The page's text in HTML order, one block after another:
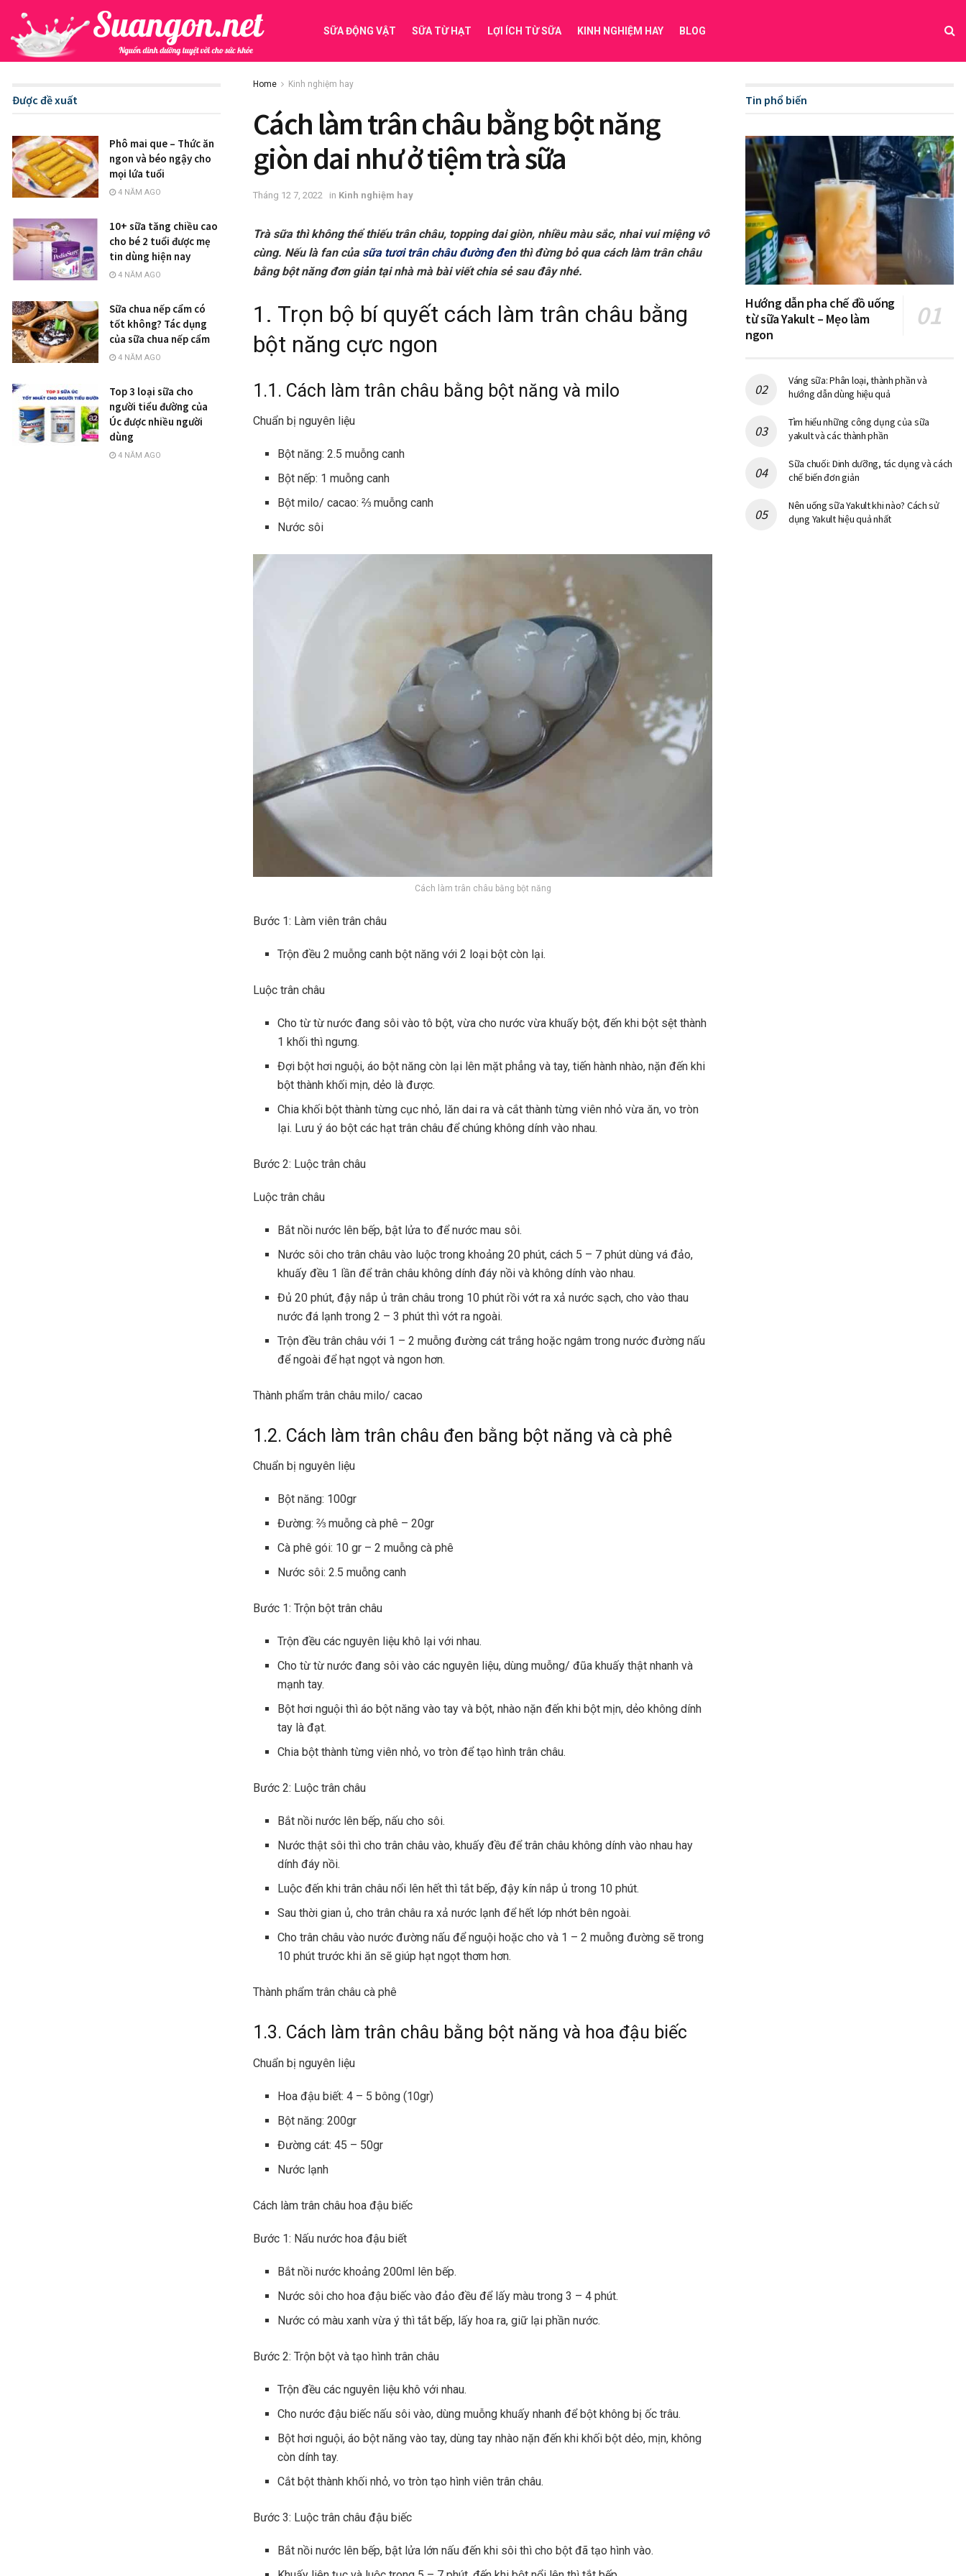
SỮA ĐỘNG VẬT SỮA TỪ HẠT LỢI ÍCH TỪ SỮA KINH NGHIỆM HAY BLOG
Home Kinh nghiệm hay
Cách làm trân châu bằng bột năng
giòn dai như ở tiệm trà sữa
Tháng 12 7, 2022 in Kinh nghiệm hay
Trà sữa thì không thể thiếu trân châu, topping dai giòn, nhiều màu sắc, nhai vui miệng vô
cùng. Nếu là fan của sữa tươi trân châu đường đenthì đừng bỏ qua cách làm trân châu
bằng bột năng đơn giản tại nhà mà bài viết chia sẻ sau đây nhé.
1. Trọn bộ bí quyết cách làm trân châu bằng
bột năng cực ngon
1.1. Cách làm trân châu bằng bột năng và milo
Chuẩn bị nguyên liệu
Bột năng: 2.5 muỗng canh
Bột nếp: 1 muỗng canh
Bột milo/ cacao: ⅔ muỗng canh
Nước sôi
Cách làm trân châu bằng bột năng
Bước 1: Làm viên trân châu
Trộn đều 2 muỗng canh bột năng với 2 loại bột còn lại.
Luộc trân châu
Cho từ từ nước đang sôi vào tô bột, vừa cho nước vừa khuấy bột, đến khi bột sệt thành
1 khối thì ngưng.
Đợi bột hơi nguội, áo bột năng còn lại lên mặt phẳng và tay, tiến hành nhào, nặn đến khi
bột thành khối mịn, dẻo là được.
Chia khối bột thành từng cục nhỏ, lăn dai ra và cắt thành từng viên nhỏ vừa ăn, vo tròn
lại. Lưu ý áo bột các hạt trân châu để chúng không dính vào nhau.
Bước 2: Luộc trân châu
Luộc trân châu
Bắt nồi nước lên bếp, bật lửa to để nước mau sôi.
Nước sôi cho trân châu vào luộc trong khoảng 20 phút, cách 5 – 7 phút dùng vá đảo,
khuấy đều 1 lần để trân châu không dính đáy nồi và không dính vào nhau.
Đủ 20 phút, đậy nắp ủ trân châu trong 10 phút rồi vớt ra xả nước sạch, cho vào thau
nước đá lạnh trong 2 – 3 phút thì vớt ra ngoài.
Trộn đều trân châu với 1 – 2 muỗng đường cát trắng hoặc ngâm trong nước đường nấu
để ngoài để hạt ngọt và ngon hơn.
Thành phẩm trân châu milo/ cacao
1.2. Cách làm trân châu đen bằng bột năng và cà phê
Chuẩn bị nguyên liệu
Bột năng: 100gr
Đường: ⅔ muỗng cà phê – 20gr
Cà phê gói: 10 gr – 2 muỗng cà phê
Nước sôi: 2.5 muỗng canh
Bước 1: Trộn bột trân châu
Trộn đều các nguyên liệu khô lại với nhau.
Cho từ từ nước đang sôi vào các nguyên liệu, dùng muỗng/ đũa khuấy thật nhanh và
mạnh tay.
Bột hơi nguội thì áo bột năng vào tay và bột, nhào nặn đến khi bột mịn, dẻo không dính
tay là đạt.
Chia bột thành từng viên nhỏ, vo tròn để tạo hình trân châu.
Bước 2: Luộc trân châu
Bắt nồi nước lên bếp, nấu cho sôi.
Nước thật sôi thì cho trân châu vào, khuấy đều để trân châu không dính vào nhau hay
dính đáy nồi.
Luộc đến khi trân châu nổi lên hết thì tắt bếp, đậy kín nắp ủ trong 10 phút.
Sau thời gian ủ, cho trân châu ra xả nước lạnh để hết lớp nhớt bên ngoài.
Cho trân châu vào nước đường nấu để nguội hoặc cho và 1 – 2 muỗng đường sẽ trong
10 phút trước khi ăn sẽ giúp hạt ngọt thơm hơn.
Thành phẩm trân châu cà phê
1.3. Cách làm trân châu bằng bột năng và hoa đậu biếc
Chuẩn bị nguyên liệu
Hoa đậu biết: 4 – 5 bông (10gr)
Bột năng: 200gr
Đường cát: 45 – 50gr
Nước lạnh
Cách làm trân châu hoa đậu biếc
Bước 1: Nấu nước hoa đậu biết
Bắt nồi nước khoảng 200ml lên bếp.
Nước sôi cho hoa đậu biếc vào đảo đều để lấy màu trong 3 – 4 phút.
Nước có màu xanh vừa ý thì tắt bếp, lấy hoa ra, giữ lại phần nước.
Bước 2: Trộn bột và tạo hình trân châu
Trộn đều các nguyên liệu khô với nhau.
Cho nước đậu biếc nấu sôi vào, dùng muỗng khuấy nhanh để bột không bị ốc trâu.
Bột hơi nguội, áo bột năng vào tay, dùng tay nhào nặn đến khi khối bột dẻo, mịn, không
còn dính tay.
Cắt bột thành khối nhỏ, vo tròn tạo hình viên trân châu.
Bước 3: Luộc trân châu đậu biếc
Bắt nồi nước lên bếp, bật lửa lớn nấu đến khi sôi thì cho bột đã tạo hình vào.
Được đề xuất
Phô mai que – Thức ăn
ngon và béo ngậy cho
mọi lứa tuổi
4 NĂM AGO
10+ sữa tăng chiều cao
cho bé 2 tuổi được mẹ
tin dùng hiện nay
4 NĂM AGO
Sữa chua nếp cẩm có
tốt không? Tác dụng
của sữa chua nếp cẩm
4 NĂM AGO
Top 3 loại sữa cho
người tiểu đường của
Úc được nhiều người
dùng
4 NĂM AGO
Tin phổ biến
Hướng dẫn pha chế đồ uống
từ sữa Yakult – Mẹo làm
ngon
Váng sữa: Phân loại, thành phần và
hướng dẫn dùng hiệu quả
Tìm hiểu những công dụng của sữa
yakult và các thành phần
Sữa chuối: Dinh dưỡng, tác dụng và cách
chế biến đơn giản
Nên uống sữa Yakult khi nào? Cách sử
dụng Yakult hiệu quả nhất